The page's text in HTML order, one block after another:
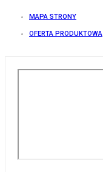
MAPA STRONY
OFERTA PRODUKTOWA